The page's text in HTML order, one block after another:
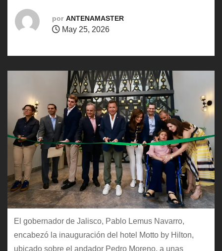
por ANTENAMASTER
May 25, 2026
El gobernador de Jalisco, Pablo Lemus Navarro,
encabezó la inauguración del hotel Motto by Hilton,
ubicado sobre el andador Pedro Moreno, a unas